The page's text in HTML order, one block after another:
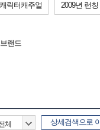
릭터캐주얼 2009년 런칭
랜드
상세검색으로